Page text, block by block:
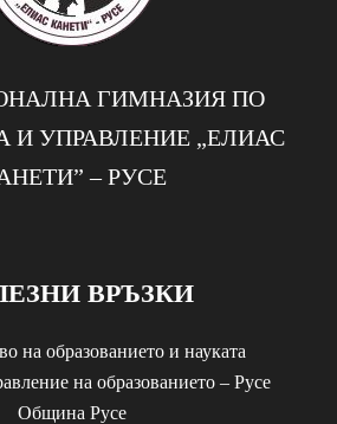
ГИМНАЗИЯ ПО
УПРАВЛЕНИЕ „EЛИАС
– РУСЕ
ВРЪЗКИ
на образованието и науката
на образованието – Русе
Община Русе